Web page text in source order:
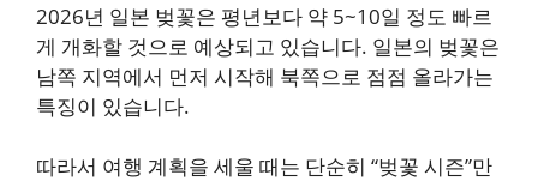
2026년 일본 벚꽃은 평년보다 약 5~10일 정도 빠르
게 개화할 것으로 예상되고 있습니다. 일본의 벚꽃은
남쪽 지역에서 먼저 시작해 북쪽으로 점점 올라가는
특징이 있습니다.
따라서 여행 계획을 세울 때는 단순히 “벚꽃 시즌”만